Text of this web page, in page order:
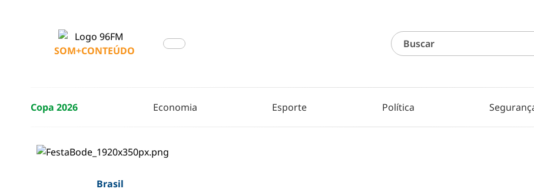
SOM+CONTEÚDO
Copa 2026 Economia Esporte Política
Brasil